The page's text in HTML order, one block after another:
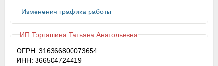
Изменения графика работы
ИП Торгашина Татьяна Анатольевна
ОГРН: 316366800073654
ИНН: 366504724419